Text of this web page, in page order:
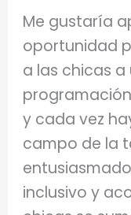
Me gustaría
oportunidad
a las chicas a
y cada vez
campo de la
inclusivo y